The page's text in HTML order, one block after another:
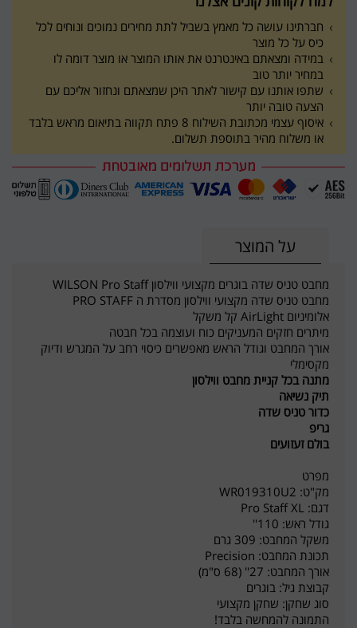
חברתינו עושה כל מאמץ בשביל לתת מחירים נמוכים ונוחים לכל
כיס על כל מוצר
במידה ומצאתם באינטרנט את אותו המוצר או מוצר דומה לו
במחיר יותר טוב
שתפו אותנו עם קישור לאתר היכן שמצאתם ונחזור אליכם עם
הצעה טובה יותר
איסוף עצמי מכתובת השילוח 8 פתח תקווה בתיאום מראש בלבד
או משלוח מהיר בתוספת תשלום.
על המוצר
מחבט טניס שדה בוגרים מקצועי ווילסון WILSON Pro Staff
מחבט טניס שדה מקצועי ווילסון מסדרת ה PRO STAFF
אלומיניום AirLight קל משקל
מיתרים חזקים המעניקים כוח ועוצמה בכל חבטה
אורך המחבט וגודל הראש מאפשרים כיסוי רחב על המגרש ודיוק
מקסימלי
מתנה בכל קניית מחבט ווילסון
תיק נשיאה
כדור טניס שדה
גריפ
בולם זעזועים
מפרט
מק"ט: WR019310U2
דגם: Pro Staff XL
גודל ראש: 110''
משקל המחבט: 309 גרם
תכונת המחבט: Precision
אורך המחבט: 27'' (68 ס"מ)
קבוצת גיל: בוגרים
סוג שחקן: שחקן מקצועי
התמונה להמחשה בלבד!